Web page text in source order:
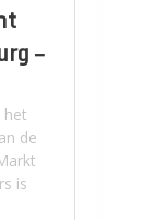
–
het
de
is